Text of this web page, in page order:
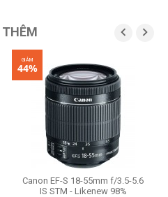
 
GIẢM
44%
Canon EF-S 18-55mm f/3.5-5.6
IS STM - Likenew 98%